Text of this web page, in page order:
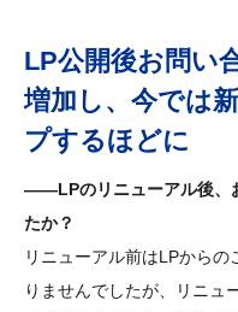
LP公開後お問い
増加し、今では
プするほどに
――LPのリニューアル後、
たか？
リニューアル前はLPから
りませんでしたが、リニュ